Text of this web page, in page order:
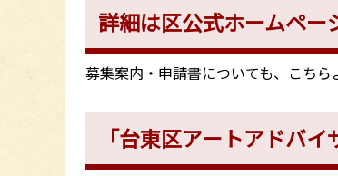
詳細は区公式ホームペー
募集案内・申請書についても、こちら
「台東区アートアドバ